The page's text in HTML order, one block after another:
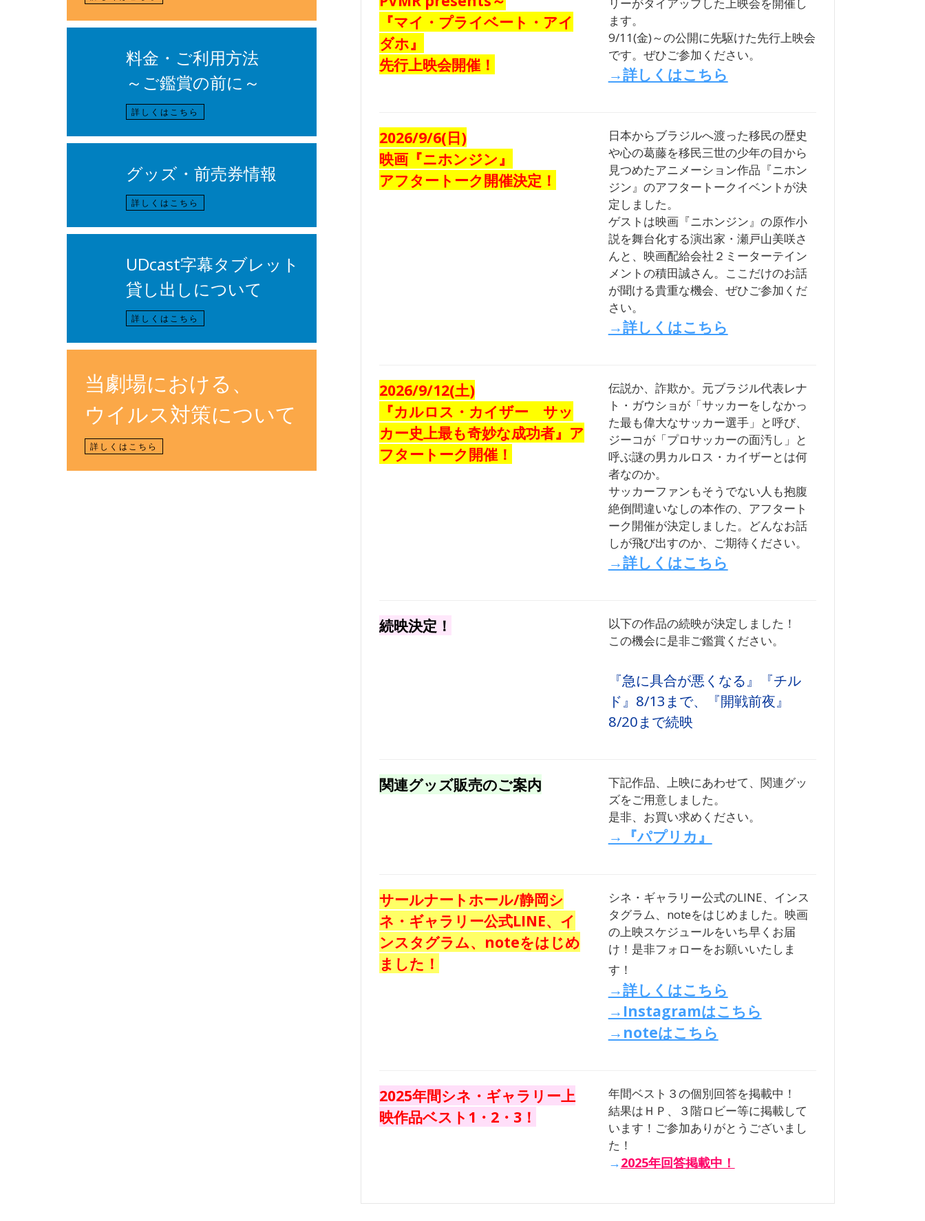
料金・ご利用方法
～ご鑑賞の前に～
詳しくはこちら
グッズ・前売券情報
詳しくはこちら
UDcast字幕タブレット
貸し出しについて
詳しくはこちら
当劇場における、
ウイルス対策について
詳しくはこちら
『マイ・プライベート・アイ
ダホ』
先行上映会開催！
ます。
9/11(金)～の公開に先駆けた先行上映会
です。ぜひご参加ください。
→詳しくはこちら
2026/9/6(日)
映画『ニホンジン』
アフタートーク開催決定！
日本からブラジルへ渡った移民の歴史
や心の葛藤を移民三世の少年の目から
見つめたアニメーション作品『ニホン
ジン』のアフタートークイベントが決
定しました。
ゲストは映画『ニホンジン』の原作小
説を舞台化する演出家・瀬戸山美咲さ
んと、映画配給会社２ミーターテイン
メントの積田誠さん。ここだけのお話
が聞ける貴重な機会、ぜひご参加くだ
さい。
→詳しくはこちら
2026/9/12(土)
『カルロス・カイザー サッ
カー史上最も奇妙な成功者』ア
フタートーク開催！
伝説か、詐欺か。元ブラジル代表レナ
ト・ガウショが「サッカーをしなかっ
た最も偉大なサッカー選手」と呼び、
ジーコが「プロサッカーの面汚し」と
呼ぶ謎の男カルロス・カイザーとは何
者なのか。
サッカーファンもそうでない人も抱腹
絶倒間違いなしの本作の、アフタート
ーク開催が決定しました。どんなお話
しが飛び出すのか、ご期待ください。
→詳しくはこちら
続映決定！
以下の作品の続映が決定しました！
この機会に是非ご鑑賞ください。
『急に具合が悪くなる』『チル
ド』8/13まで、『開戦前夜』
8/20まで続映
関連グッズ販売のご案内
下記作品、上映にあわせて、関連グッ
ズをご用意しました。
是非、お買い求めください。
→『パプリカ』
サールナートホール/静岡シ
ネ・ギャラリー公式LINE、イ
ンスタグラム、noteをはじめ
ました！
シネ・ギャラリー公式のLINE、インス
タグラム、noteをはじめました。映画
の上映スケジュールをいち早くお届
け！是非フォローをお願いいたしま
す！
→詳しくはこちら
→Instagramはこちら
→noteはこちら
2025年間シネ・ギャラリー上
映作品ベスト1・2・3！
年間ベスト３の個別回答を掲載中！
結果はＨＰ、３階ロビー等に掲載して
います！ご参加ありがとうございまし
た！
→2025年回答掲載中！